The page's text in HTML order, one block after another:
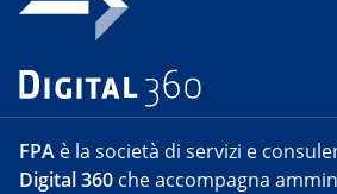
FPA è la società di servizi e
Digital 360 che accompagna